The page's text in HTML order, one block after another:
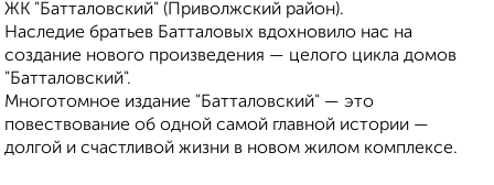
ЖК "Батталовский" (Приволжский район).
Наследие братьев Батталовых вдохновило нас на
создание нового произведения — целого цикла домов
"Батталовский".
Многотомное издание "Батталовский" — это
повествование об одной самой главной истории —
долгой и счастливой жизни в новом жилом комплексе.